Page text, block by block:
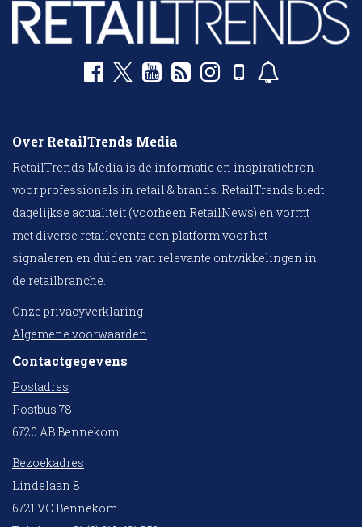
Over RetailTrends Media
RetailTrends Media is dé informatie en inspiratiebron
voor professionals in retail & brands. RetailTrends biedt
dagelijkse actualiteit (voorheen RetailNews) en vormt
met diverse retailevents een platform voor het
signaleren en duiden van relevante ontwikkelingen in
de retailbranche.
Onze privacyverklaring
Algemene voorwaarden
Contactgegevens
Postadres
Postbus 78
6720 AB Bennekom
Bezoekadres
Lindelaan 8
6721 VC Bennekom